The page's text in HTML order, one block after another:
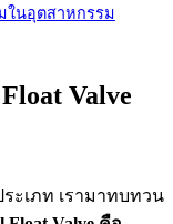
ในอุตสาหกรรม
Valve
ะเภท เรามาทบทวน